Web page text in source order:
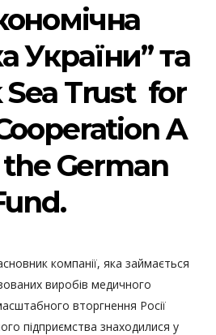
України” та
Sea Trust for
A
German
компанії, яка займається
виробів медичного
вторгнення Росії
підприємства знаходилися у